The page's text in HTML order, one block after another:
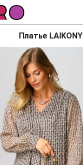
Платье LAIKONY